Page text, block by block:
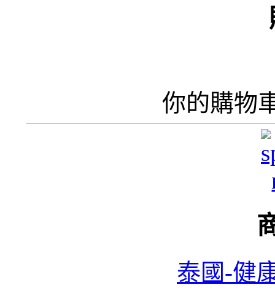
你的購物
泰國-健